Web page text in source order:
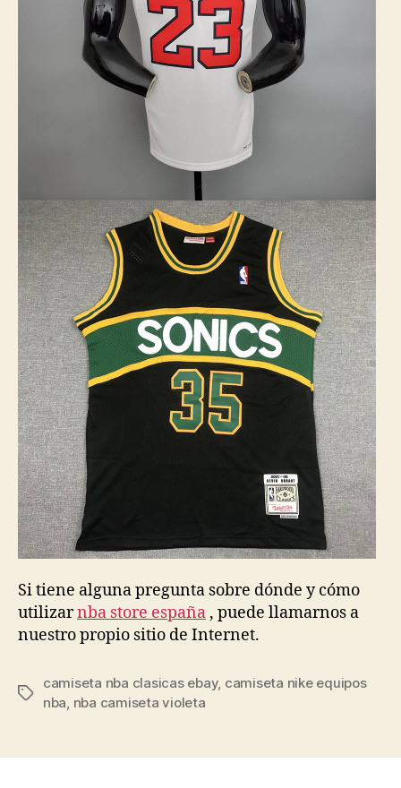
Si tiene alguna pregunta sobre dónde y cómo
utilizarnba store españa , puede llamarnos a
nuestro propio sitio de Internet.
Etiquetas
camiseta nba clasicas ebay, camiseta nike equipos
nba, nba camiseta violeta